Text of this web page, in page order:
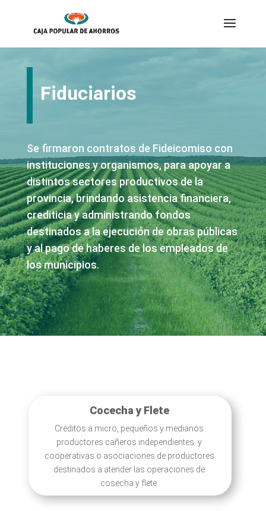
Fiduciarios
Se firmaron contratos de Fideicomiso con
instituciones y organismos, para apoyar a
distintos sectores productivos de la
provincia, brindando asistencia financiera,
crediticia y administrando fondos
destinados a la ejecución de obras públicas
y al pago de haberes de los empleados de
los municipios.
Cocecha y Flete
Créditos a micro, pequeños y medianos
productores cañeros independientes y
cooperativas o asociaciones de productores
destinados a atender las operaciones de
cosecha y flete.